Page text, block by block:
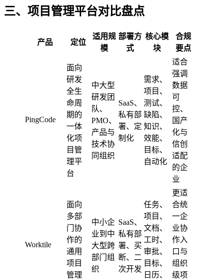
三、项目管理平台对比盘点
产品 定位
适用规
模
部署方
式
核心模
块
合规
要点
PingCode
面向
研发
全生
命周
期的
一体
化项
目管
理平
台
中大型
研发团
队、
PMO、
产品与
技术协
同组织
SaaS、
私有部
署、定
制化
需求、
项目、
测试、
缺陷、
知识、
效能、
目标、
自动化
适合
强调
数据
可
控、
国产
化与
信创
适配
的企
业
Worktile
面向
多部
门协
作的
通用
项目
管理
中小企
业到中
大型跨
部门组
织
SaaS、
私有部
署、买
断、二
次开发
任务、
项目、
文档、
工时、
审批、
目标、
日历、
更适
合统
一企
业协
作入
口与
组织
级项